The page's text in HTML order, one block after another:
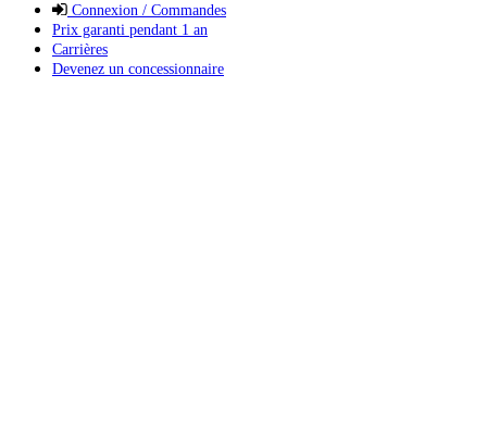
Connexion / Commandes
Prix garanti pendant 1 an
Carrières
Devenez un concessionnaire